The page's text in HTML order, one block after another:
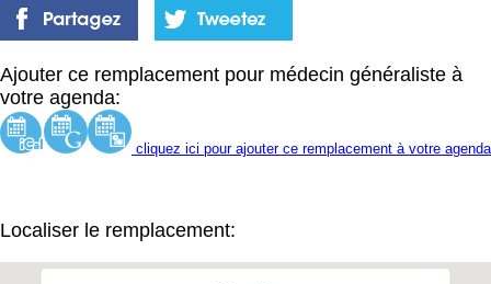
Ajouter ce remplacement pour médecin généraliste à
votre agenda:
cliquez ici pour ajouter ce remplacement à votre agenda
Localiser le remplacement: